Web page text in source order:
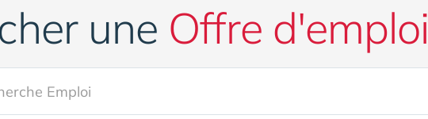
une Offre d'emploi